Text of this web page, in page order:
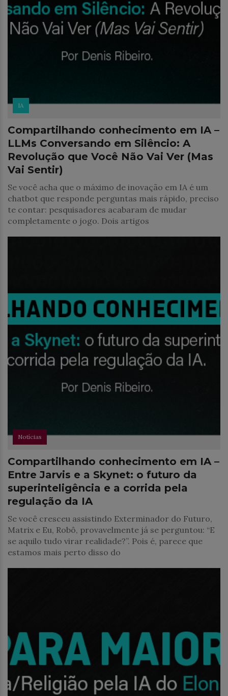
IA
Compartilhando conhecimento em IA –
LLMs Conversando em Silêncio: A
Revolução que Você Não Vai Ver (Mas
Vai Sentir)
Se você acha que o máximo de inovação em IA é um
chatbot que responde perguntas mais rápido, preciso
te contar: pesquisadores acabaram de mudar
completamente o jogo. Dois artigos
Notícias
Compartilhando conhecimento em IA –
Entre Jarvis e a Skynet: o futuro da
superinteligência e a corrida pela
regulação da IA
Se você cresceu assistindo Exterminador do Futuro,
Matrix e Eu, Robô, provavelmente já se perguntou: “E
se aquilo tudo virar realidade?”. Pois é, parece que
estamos mais perto disso do